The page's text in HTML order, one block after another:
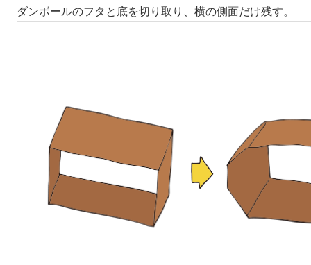
ダンボールのフタと底を切り取り、横の側面だけ残す。